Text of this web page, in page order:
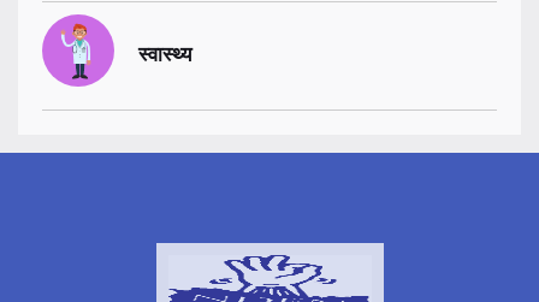
स्वास्थ्य